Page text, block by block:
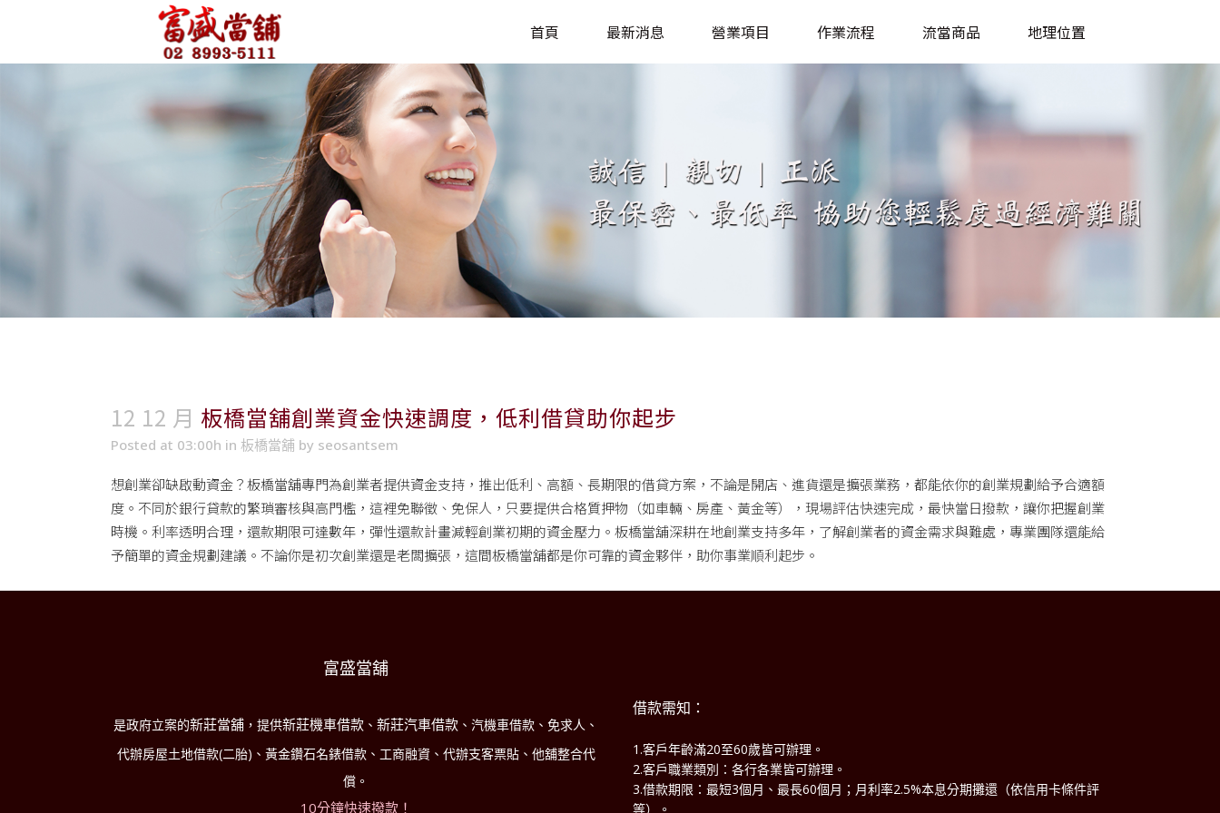
首頁 最新消息 營業項目 作業流程 流當商品 地理位置
12 12 月 板橋當舖創業資金快速調度，低利借貸助你起步
Posted at 03:00h in 板橋當舖 by seosantsem
想創業卻缺啟動資金？板橋當舖專門為創業者提供資金支持，推出低利、高額、長期限的借貸方案，不論是開店、進貨還是擴張業務，都能依你的創業規劃給予合適額
度。不同於銀行貸款的繁瑣審核與高門檻，這裡免聯徵、免保人，只要提供合格質押物（如車輛、房產、黃金等），現場評估快速完成，最快當日撥款，讓你把握創業
時機。利率透明合理，還款期限可達數年，彈性還款計畫減輕創業初期的資金壓力。板橋當舖深耕在地創業支持多年，了解創業者的資金需求與難處，專業團隊還能給
予簡單的資金規劃建議。不論你是初次創業還是老闆擴張，這間板橋當舖都是你可靠的資金夥伴，助你事業順利起步。
富盛當舖
是政府立案的新莊當舖 ，提供新莊機車借款 、 新莊汽車借款 、汽機車借款、免求人、
代辦房屋土地借款(二胎)、黃金鑽石名錶借款、工商融資、代辦支客票貼、他舖整合代
償。
10分鐘快速撥款！
借款需知：
1.客戶年齡滿20至60歲皆可辦理。
2.客戶職業類別：各行各業皆可辦理。
3.借款期限：最短3個月、最長60個月；月利率2.5%本息分期攤還（依信用卡條件評
等）。